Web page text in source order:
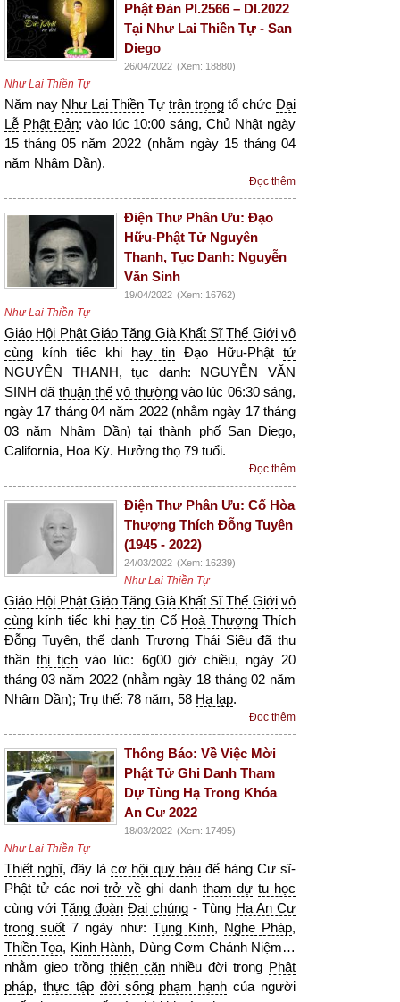
Phật Đản Pl.2566 – Dl.2022
Tại Như Lai Thiền Tự - San
Diego
26/04/2022 (Xem: 18880)
Như Lai Thiền Tự
Năm nay Như Lai Thiền Tự trân trọngtổ chứcĐại
Lễ Phật Đản; vào lúc 10:00 sáng, Chủ Nhật ngày
15 tháng 05 năm 2022 (nhằm ngày 15 tháng 04
năm Nhâm Dần).
Đọc thêm
Điện Thư Phân Ưu: Đạo
Hữu-Phật Tử Nguyên
Thanh, Tục Danh: Nguyễn
Văn Sinh
19/04/2022 (Xem: 16762)
Như Lai Thiền Tự
Giáo Hội Phật Giáo Tăng Già Khất Sĩ Thế Giới vô
cùng kính tiếc khi hay tin Đạo Hữu-Phật tử
NGUYÊN THANH,tục danh: NGUYỄN VĂN
SINH đã thuận thế vô thườngvào lúc 06:30 sáng,
ngày 17 tháng 04 năm 2022 (nhằm ngày 17 tháng
03 năm Nhâm Dần) tại thành phố San Diego,
California, Hoa Kỳ. Hưởng thọ 79 tuổi.
Đọc thêm
Điện Thư Phân Ưu: Cố Hòa
Thượng Thích Đỗng Tuyên
(1945 - 2022)
24/03/2022 (Xem: 16239)
Như Lai Thiền Tự
Giáo Hội Phật Giáo Tăng Già Khất Sĩ Thế Giới vô
cùng kính tiếc khi hay tin Cố Hoà ThượngThích
Đỗng Tuyên, thế danh Trương Thái Siêu đã thu
thầnthị tịch vào lúc: 6g00 giờ chiều, ngày 20
tháng 03 năm 2022 (nhằm ngày 18 tháng 02 năm
Nhâm Dần); Trụ thế: 78 năm, 58 Hạ lạp.
Đọc thêm
Thông Báo: Về Việc Mời
Phật Tử Ghi Danh Tham
Dự Tùng Hạ Trong Khóa
An Cư 2022
18/03/2022 (Xem: 17495)
Như Lai Thiền Tự
Thiết nghĩ, đây làcơ hội quý báuđể hàng Cư sĩ-
Phật tử các nơitrở về ghi danh tham dự tu học
cùng vớiTăng đoàn Đại chúng- Tùng Hạ An Cư
trong suốt 7 ngày như: Tụng Kinh, Nghe Pháp,
Thiền Tọa, Kinh Hành, Dùng Cơm Chánh Niệm…
nhằm gieo trồng thiện cănnhiều đời trong Phật
pháp, thực tập đời sống phạm hạnh của người